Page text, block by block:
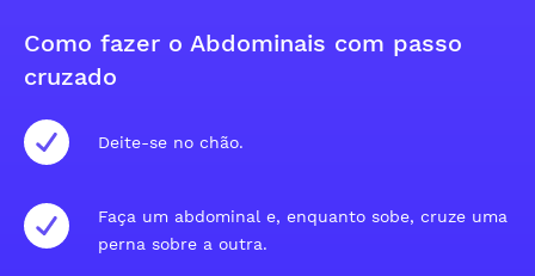
Como fazer o Abdominais com passo
cruzado
Deite-se no chão.
Faça um abdominal e, enquanto sobe, cruze uma
perna sobre a outra.